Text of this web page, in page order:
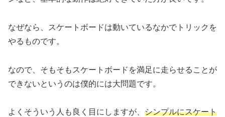
なぜなら、スケートボードは動いているなかでトリックを
やるものです。
なので、そもそもスケートボードを満足に走らせることが
できないというのは僕的には大問題です。
よくそういう人も良く目にしますが、 シンプルにスケート